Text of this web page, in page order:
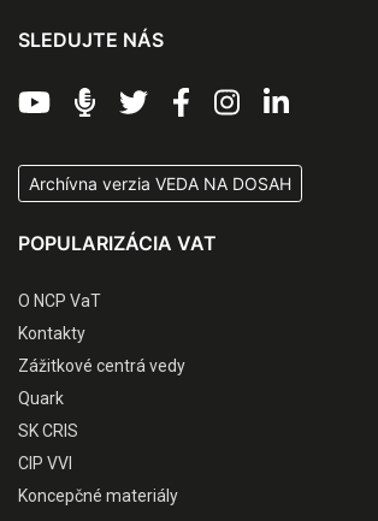
SLEDUJTE NÁS
Archívna verzia VEDA NA DOSAH
POPULARIZÁCIA VAT
O NCP VaT
Kontakty
Zážitkové centrá vedy
Quark
SK CRIS
CIP VVI
Koncepčné materiály